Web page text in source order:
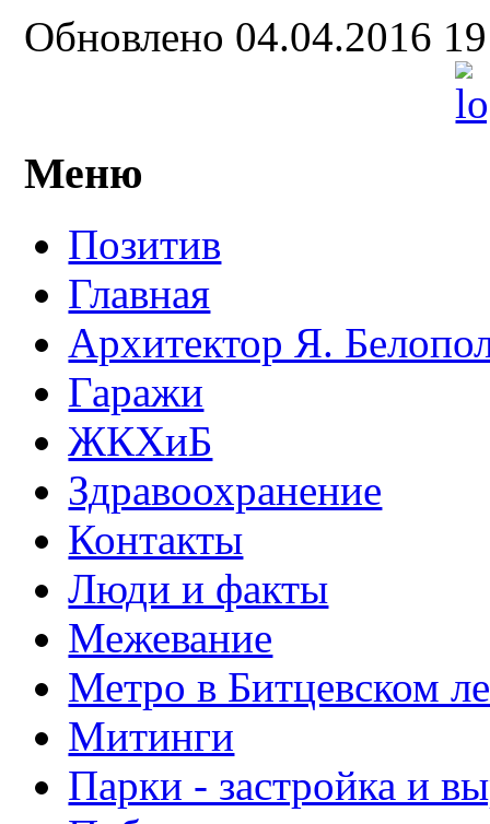
Обновлено 04.04.2016
Меню
Позитив
Главная
Архитектор Я.
Гаражи
ЖКХиБ
Здравоохранение
Контакты
Люди и факты
Межевание
Метро в Битцевском
Митинги
Парки - застройка и